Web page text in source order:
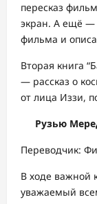
пересказ
экран. А ещё —
фильма и
Вторая книга
— рассказ о
от лица Иззи,
Рузью
Переводчик:
В ходе важной
уважаемый